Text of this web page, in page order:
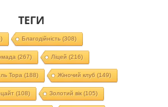
ТЕГИ
Благодійність (308)
(267) Ліцей (216)
Тора (188) Жіночий клуб (149)
(108) Золотий вік(105)